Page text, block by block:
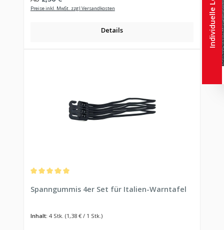
Preise inkl. MwSt. zzgl Versandkosten
Details
Spanngummis 4er Set für Italien-Warntafel
Inhalt: 4 Stk. (1,38 € / 1 Stk.)